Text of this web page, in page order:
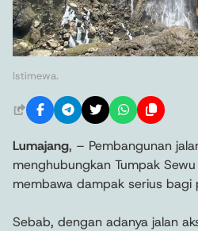
Istimewa.
Lumajang, – Pembangunan
menghubungkan Tumpak
membawa dampak serius bagi
Sebab, dengan adanya jalan